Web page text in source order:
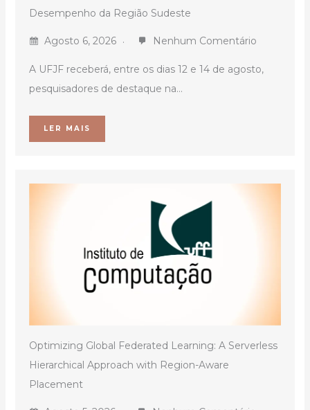
Desempenho da Região Sudeste
Agosto 6, 2026 Nenhum Comentário
A UFJF receberá, entre os dias 12 e 14 de agosto,
pesquisadores de destaque na...
LER MAIS
Optimizing Global Federated Learning: A Serverless
Hierarchical Approach with Region-Aware
Placement